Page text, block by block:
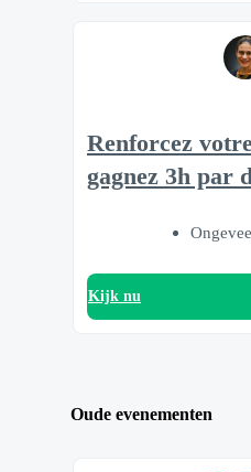
Renforcez
gagnez 3h par
Kijk nu
Oude evenementen